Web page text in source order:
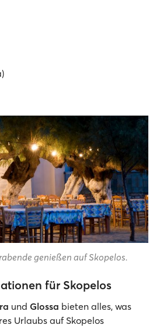
genießen auf Skopelos.
für Skopelos
und Glossa bieten alles, was
Urlaubs auf Skopelos